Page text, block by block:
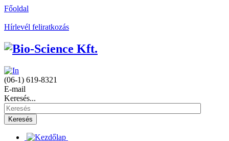
Főoldal
Hírlevél feliratkozás
(06-1) 619-8321
E-mail
Keresés...
Keresés